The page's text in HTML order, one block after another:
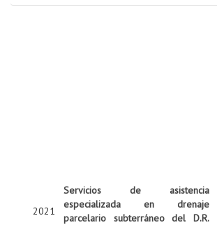
2021
Servicios de asistencia
especializada en drenaje
parcelario subterráneo del D.R.